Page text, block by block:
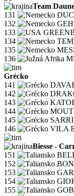
Team
131
132
133
134
135
136
Grécko
141
142
143
144
145
146
VILA
Biesse -
151
152
153
154
155